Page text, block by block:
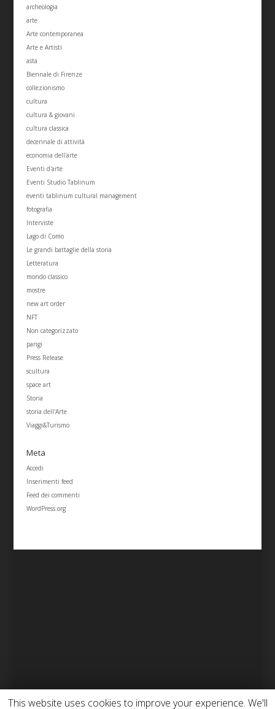
archeologia
arte
Arte contemporanea
Arte e Artisti
asta
Biennale di Firenze
collezionismo
cultura
cultura & giovani
cultura classica
decennale di attività
economia dell'arte
Eventi d'arte
Eventi Studio Tablinum
eventi tablinum cultural management
fotografia
Interviste
Lago di Como
Le grandi battaglie della storia
Letteratura
mondo classico
mostre
new art order
NFT
Non categorizzato
parigi
Press Release
scultura
space art
Storia
storia dell'Arte
Viaggi&Turismo
Meta
Accedi
Inserimenti feed
Feed dei commenti
WordPress.org
This website uses cookies to improve your experience. We'll